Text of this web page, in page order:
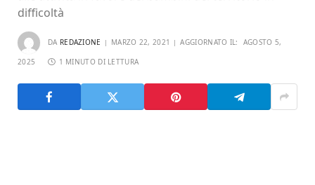
difficoltà
DA REDAZIONE MARZO 22, 2021 AGGIORNATO IL: AGOSTO 5,
2025 1 MINUTO DI LETTURA